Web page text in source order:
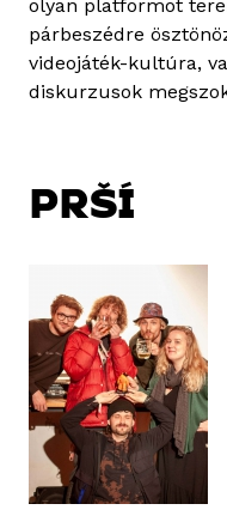
olyan platformot
párbeszédre
videojáték-kultúra,
diskurzusok
PRŠÍ